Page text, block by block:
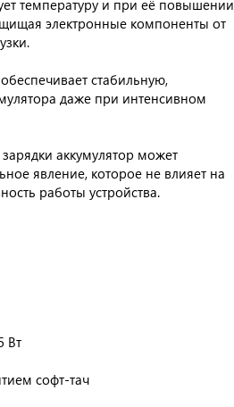
температуру и при её повышении
электронные компоненты от
стабильную,
даже при интенсивном
аккумулятор может
явление, которое не влияет на
работы устройства.
Вт
софт-тач